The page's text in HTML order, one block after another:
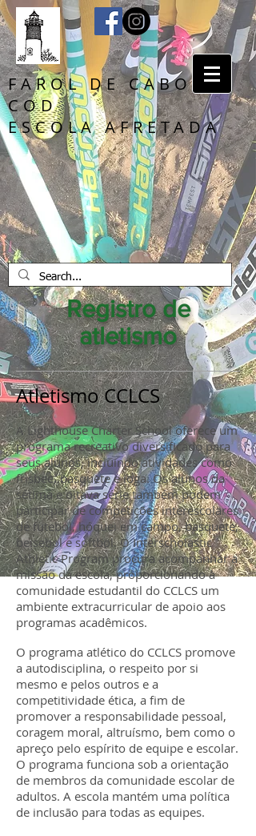
FAROL DE CABO
COD
ESCOLA AFRETADA
Registro de
atletismo
Atletismo CCLCS
A Lighthouse Charter School oferece um
programa recreativo diversificado para
seus alunos, incluindo atividades como
frisbee, basquete e ioga. Os alunos da
sétima e oitava série também podem
participar de competições interescolares
de futebol, hóquei em campo, basquete,
beisebol e softbol. O Interscholastic
Athletic Program procura acompanhar a
missão da escola, proporcionando à
comunidade estudantil do CCLCS um
ambiente extracurricular de apoio aos
programas acadêmicos.
O programa atlético do CCLCS promove
a autodisciplina, o respeito por si
mesmo e pelos outros e a
competitividade ética, a fim de
promover a responsabilidade pessoal,
coragem moral, altruísmo, bem como o
apreço pelo espírito de equipe e escolar.
O programa funciona sob a orientação
de membros da comunidade escolar de
adultos. A escola mantém uma política
de inclusão para todas as equipes.